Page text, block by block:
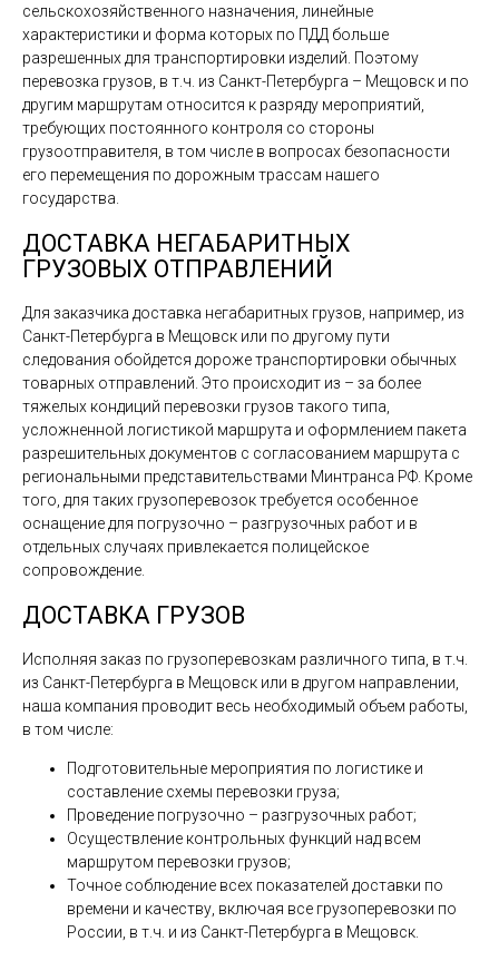
сельскохозяйственного назначения, линейные
характеристики и форма которых по ПДД больше
разрешенных для транспортировки изделий. Поэтому
перевозка грузов, в т.ч. из Санкт-Петербурга – Мещовск и по
другим маршрутам относится к разряду мероприятий,
требующих постоянного контроля со стороны
грузоотправителя, в том числе в вопросах безопасности
его перемещения по дорожным трассам нашего
государства.
ДОСТАВКА НЕГАБАРИТНЫХ
ГРУЗОВЫХ ОТПРАВЛЕНИЙ
Для заказчика доставка негабаритных грузов, например, из
Санкт-Петербурга в Мещовск или по другому пути
следования обойдется дороже транспортировки обычных
товарных отправлений. Это происходит из – за более
тяжелых кондиций перевозки грузов такого типа,
усложненной логистикой маршрута и оформлением пакета
разрешительных документов с согласованием маршрута с
региональными представительствами Минтранса РФ. Кроме
того, для таких грузоперевозок требуется особенное
оснащение для погрузочно – разгрузочных работ и в
отдельных случаях привлекается полицейское
сопровождение.
ДОСТАВКА ГРУЗОВ
Исполняя заказ по грузоперевозкам различного типа, в т.ч.
из Санкт-Петербурга в Мещовск или в другом направлении,
наша компания проводит весь необходимый объем работы,
в том числе:
Подготовительные мероприятия по логистике и
составление схемы перевозки груза;
Проведение погрузочно – разгрузочных работ;
Осуществление контрольных функций над всем
маршрутом перевозки грузов;
Точное соблюдение всех показателей доставки по
времени и качеству, включая все грузоперевозки по
России, в т.ч. и из Санкт-Петербурга в Мещовск.